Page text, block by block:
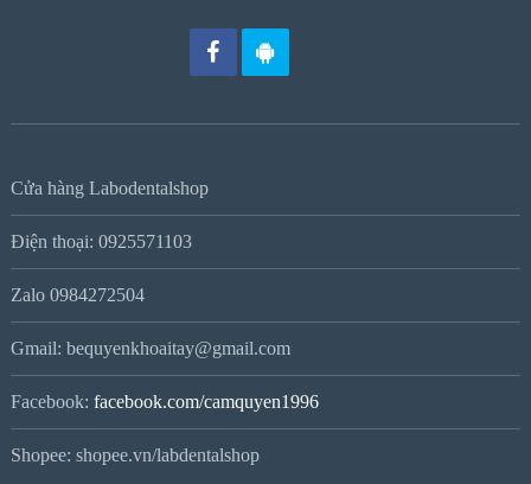
Cửa hàng Labodentalshop
Điện thoại: 0925571103
Zalo 0984272504
Gmail: bequyenkhoaitay@gmail.com
Facebook: facebook.com/camquyen1996
Shopee: shopee.vn/labdentalshop